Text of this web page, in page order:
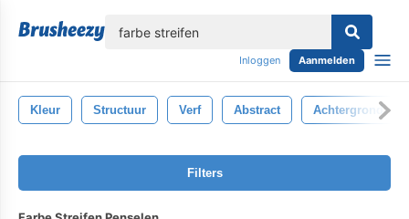
Inloggen Aanmelden
Kleur Structuur Verf Abstract Achtergrond
Filters